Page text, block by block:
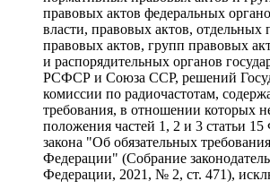
правовых актов федеральных
власти, правовых актов, отдельных
правовых актов, групп правовых
и распорядительных органов
РСФСР и Союза ССР, решений
комиссии по радиочастотам,
требования, в отношении которых
положения частей 1, 2 и 3 статьи 15
закона "Об обязательных
Федерации" (Собрание
Федерации, 2021, № 2, ст. 471),